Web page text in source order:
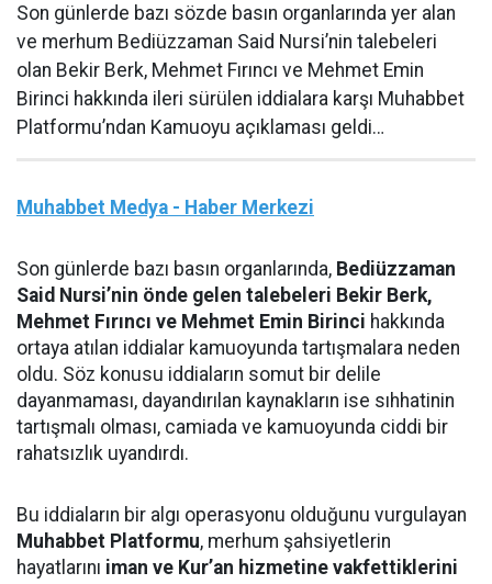
Son günlerde bazı sözde basın organlarında yer alan
ve merhum Bediüzzaman Said Nursi’nin talebeleri
olan Bekir Berk, Mehmet Fırıncı ve Mehmet Emin
Birinci hakkında ileri sürülen iddialara karşı Muhabbet
Platformu’ndan Kamuoyu açıklaması geldi…
Muhabbet Medya - Haber Merkezi
Son günlerde bazı basın organlarında, Bediüzzaman
Said Nursi’nin önde gelen talebeleri Bekir Berk,
Mehmet Fırıncı ve Mehmet Emin Birinci hakkında
ortaya atılan iddialar kamuoyunda tartışmalara neden
oldu. Söz konusu iddiaların somut bir delile
dayanmaması, dayandırılan kaynakların ise sıhhatinin
tartışmalı olması, camiada ve kamuoyunda ciddi bir
rahatsızlık uyandırdı.
Bu iddiaların bir algı operasyonu olduğunu vurgulayan
Muhabbet Platformu, merhum şahsiyetlerin
hayatlarını iman ve Kur’an hizmetine vakfettiklerini